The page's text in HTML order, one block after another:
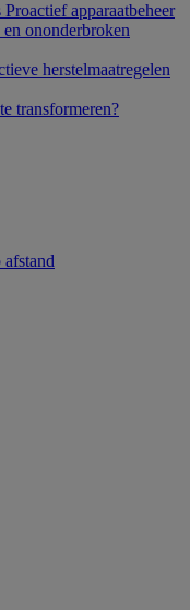
Proactief apparaatbeheer
ononderbroken
herstelmaatregelen
transformeren?